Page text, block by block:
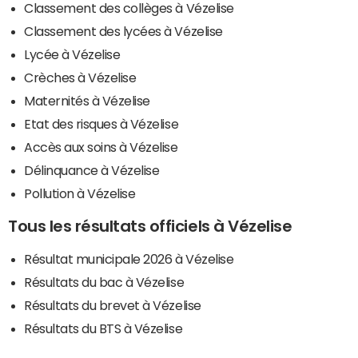
Classement des collèges à Vézelise
Classement des lycées à Vézelise
Lycée à Vézelise
Crèches à Vézelise
Maternités à Vézelise
Etat des risques à Vézelise
Accès aux soins à Vézelise
Délinquance à Vézelise
Pollution à Vézelise
Tous les résultats officiels à Vézelise
Résultat municipale 2026 à Vézelise
Résultats du bac à Vézelise
Résultats du brevet à Vézelise
Résultats du BTS à Vézelise